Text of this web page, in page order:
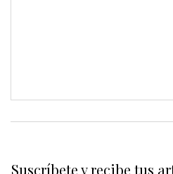
Suscríbete y recibe tus